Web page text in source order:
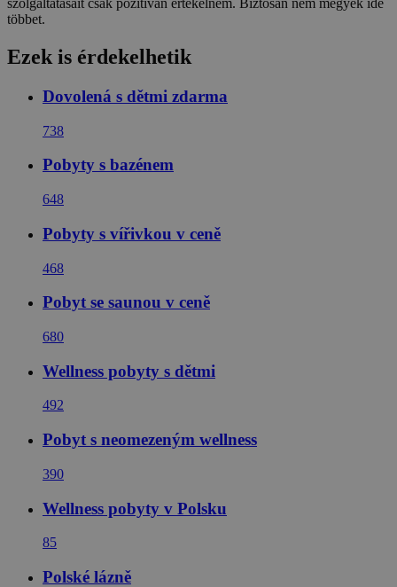
szolgáltatásait csak pozitívan értékelném. Biztosan nem megyek ide
többet.
Ezek is érdekelhetik
Dovolená s dětmi zdarma
738
Pobyty s bazénem
648
Pobyty s vířivkou v ceně
468
Pobyt se saunou v ceně
680
Wellness pobyty s dětmi
492
Pobyt s neomezeným wellness
390
Wellness pobyty v Polsku
85
Polské lázně